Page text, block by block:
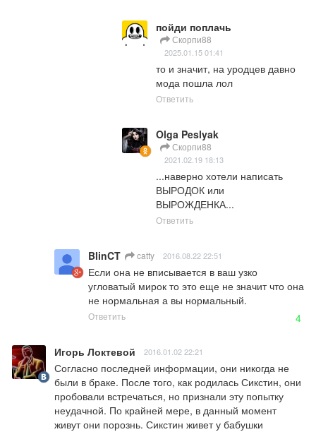
пойди поплачь
Скорпи88
2025.01.15 01:41
то и значит, на уродцев давно
мода пошла лол
Ответить
Olga Peslyak
Скорпи88
2021.02.19 18:13
...наверно хотели написать
ВЫРОДОК или
ВЫРОЖДЕНКА...
Ответить
BlinCT catty 2016.08.22 22:51
Если она не вписывается в ваш узко
угловатый мирок то это еще не значит что она
не нормальная а вы нормальный.
Ответить 4
Игорь Локтевой 2016.01.02 22:21
Согласно последней информации, они никогда не
были в браке. После того, как родилась Сикстин, они
пробовали встречаться, но признали эту попытку
неудачной. По крайней мере, в данный момент
живут они порознь. Сикстин живет у бабушки